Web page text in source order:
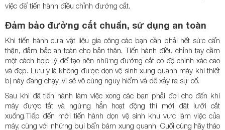
việc để tiến hành điều chỉnh đường cắt.
Đảm bảo đường cắt chuẩn, sử dụng an toàn
Khi tiến hành cưa vật liệu gia công các bạn cần phải hết sức cẩn
thận, đảm bảo an toàn cho bản thân. Tiến hành điều chỉnh tay cầm
một cách hợp lý để tạo nên những đường cắt có độ chính xác cao
và đẹp. Lưu ý là không được dọn vệ sinh xung quanh máy khi thiết
bị này đang chạy, vì sẽ vô cùng nguy hiểm và dễ xảy ra sự cố.
Sau khi đã tiến hành làm việc xong các bạn phải đợi cho đến khi
máy được tắt và ngừng hẳn hoạt động thì mới đặt lưỡi cắt
xuống.Tiếp đến mới tiến hành dọn vệ sinh khu vực làm việc của
máy, cùng với những bụi bẩn bám xung quanh. Cuối cùng hãy tháo